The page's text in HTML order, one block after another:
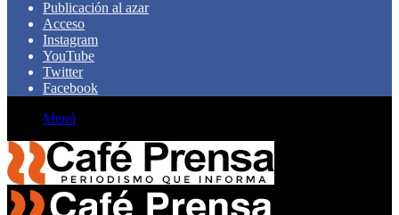
Publicación al azar
Acceso
Instagram
YouTube
Twitter
Facebook
Menú